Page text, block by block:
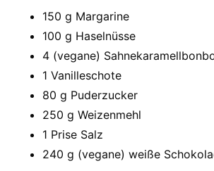
150 g Margarine
100 g Haselnüsse
4 (vegane)
1 Vanilleschote
80 g Puderzucker
250 g Weizenmehl
1 Prise Salz
240 g (vegane) weiße